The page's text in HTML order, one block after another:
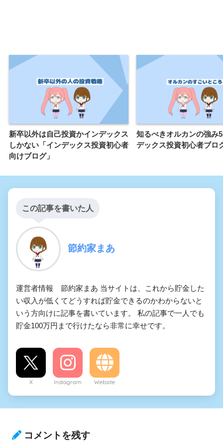
新卒以外は自己投資かインデックス
しかない「インデックス投資初心者
向けブログ」
知るべきオルカンの強み
デックス投資初心者ブロ
この記事を書いた人
節約家まあ
運営者情報 節約家まあ 当サイトは、これから貯金した
い収入が低くてどうすれば貯金できるのかわからないと
いう方向けに記事を書いています。 私の記事で一人でも
貯金100万円まで行けたなら非常に幸せです。
X Instagram Website
コメントを残す